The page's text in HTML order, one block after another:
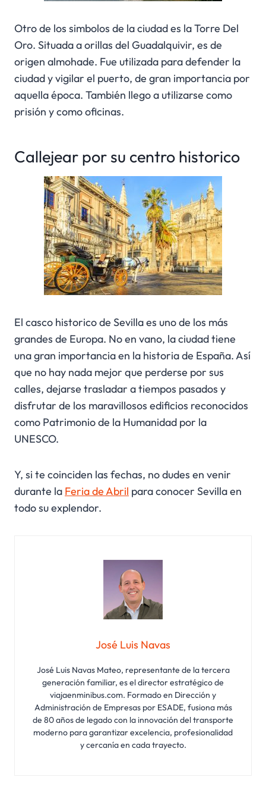
Otro de los simbolos de la ciudad es la Torre Del
Oro. Situada a orillas del Guadalquivir, es de
origen almohade. Fue utilizada para defender la
ciudad y vigilar el puerto, de gran importancia por
aquella época. También llego a utilizarse como
prisión y como oficinas.
Callejear por su centro historico
El casco historico de Sevilla es uno de los más
grandes de Europa. No en vano, la ciudad tiene
una gran importancia en la historia de España. Así
que no hay nada mejor que perderse por sus
calles, dejarse trasladar a tiempos pasados y
disfrutar de los maravillosos edificios reconocidos
como Patrimonio de la Humanidad por la
UNESCO.
Y, si te coinciden las fechas, no dudes en venir
durante la Feria de Abril para conocer Sevilla en
todo su explendor.
José Luis Navas
José Luis Navas Mateo, representante de la tercera
generación familiar, es el director estratégico de
viajaenminibus.com. Formado en Dirección y
Administración de Empresas por ESADE, fusiona más
de 80 años de legado con la innovación del transporte
moderno para garantizar excelencia, profesionalidad
y cercanía en cada trayecto.